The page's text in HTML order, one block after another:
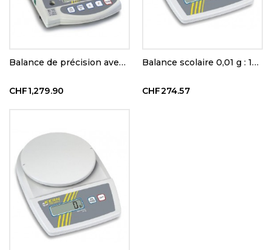
Balance de précision avec décl. d'approbation 0,01 g : 2200 g
CHF1,279.90
Balance scolaire 0,01 g : 1000 g
CHF274.57